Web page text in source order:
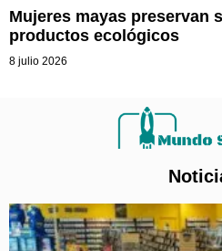
Mujeres mayas preservan
productos ecológicos
8 julio 2026